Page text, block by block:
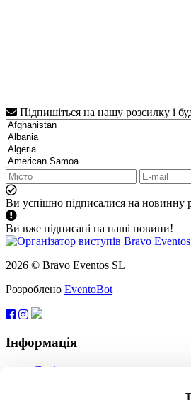
Підпишіться на нашу розсилку і
Ви успішно підписалися на новинну
Ви вже підписані на наші новини!
2026 © Bravo Eventos SL
Розроблено EventoBot
Інформація
Довідка